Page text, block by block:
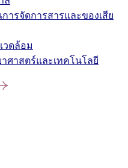
ารจัดการสารและของเสีย
ดล้อม
ศาสตร์และเทคโนโลยี